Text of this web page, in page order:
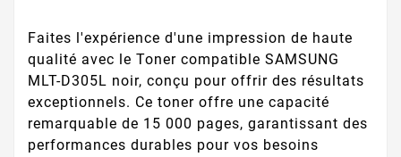
Faites l'expérience d'une impression de haute
qualité avec le Toner compatible SAMSUNG
MLT-D305L noir, conçu pour offrir des résultats
exceptionnels. Ce toner offre une capacité
remarquable de 15 000 pages, garantissant des
performances durables pour vos besoins